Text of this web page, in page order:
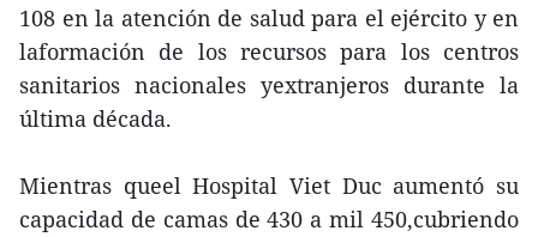
108 en la atención de salud para el ejército y en
laformación de los recursos para los centros
sanitarios nacionales yextranjeros durante la
última década.
Mientras queel Hospital Viet Duc aumentó su
capacidad de camas de 430 a mil 450,cubriendo